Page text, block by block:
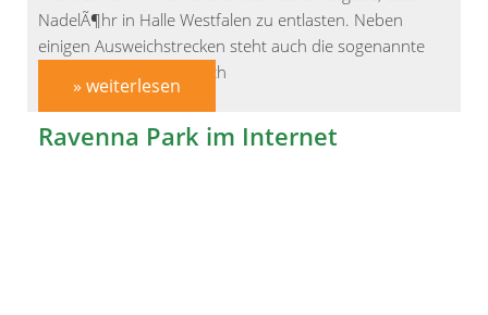
NadelÃ¶hr in Halle Westfalen zu entlasten. Neben
einigen Ausweichstrecken steht auch die sogenannte
EntlastungsstraÃŸe durch
» weiterlesen
Ravenna Park im Internet